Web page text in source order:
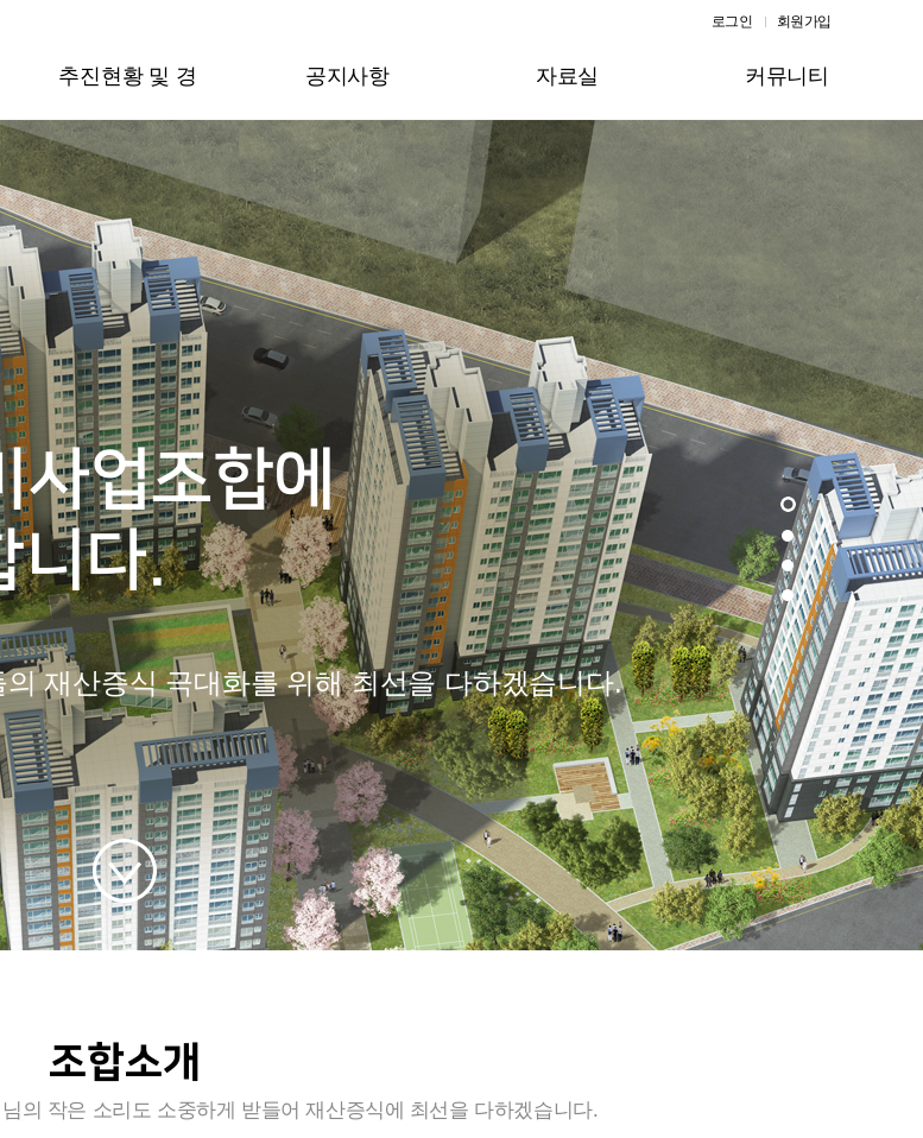
추진현황 및 경
과
추진경과
정비·사업 시행계획
향후 추진일정
공지사항
공지사항
회의록
월간계획
재건축소식지
자료실
재건축 법규
고시·공고
각종 계약서
수신문서
생산문서
커뮤니티
자유게시판
로그인 회원가입
사업조합에
니다.
재산증식 극대화를 위해 최선을 다하겠습니다.
조합소개
의 작은 소리도 소중하게 받들어 재산증식에 최선을 다하겠습니다.